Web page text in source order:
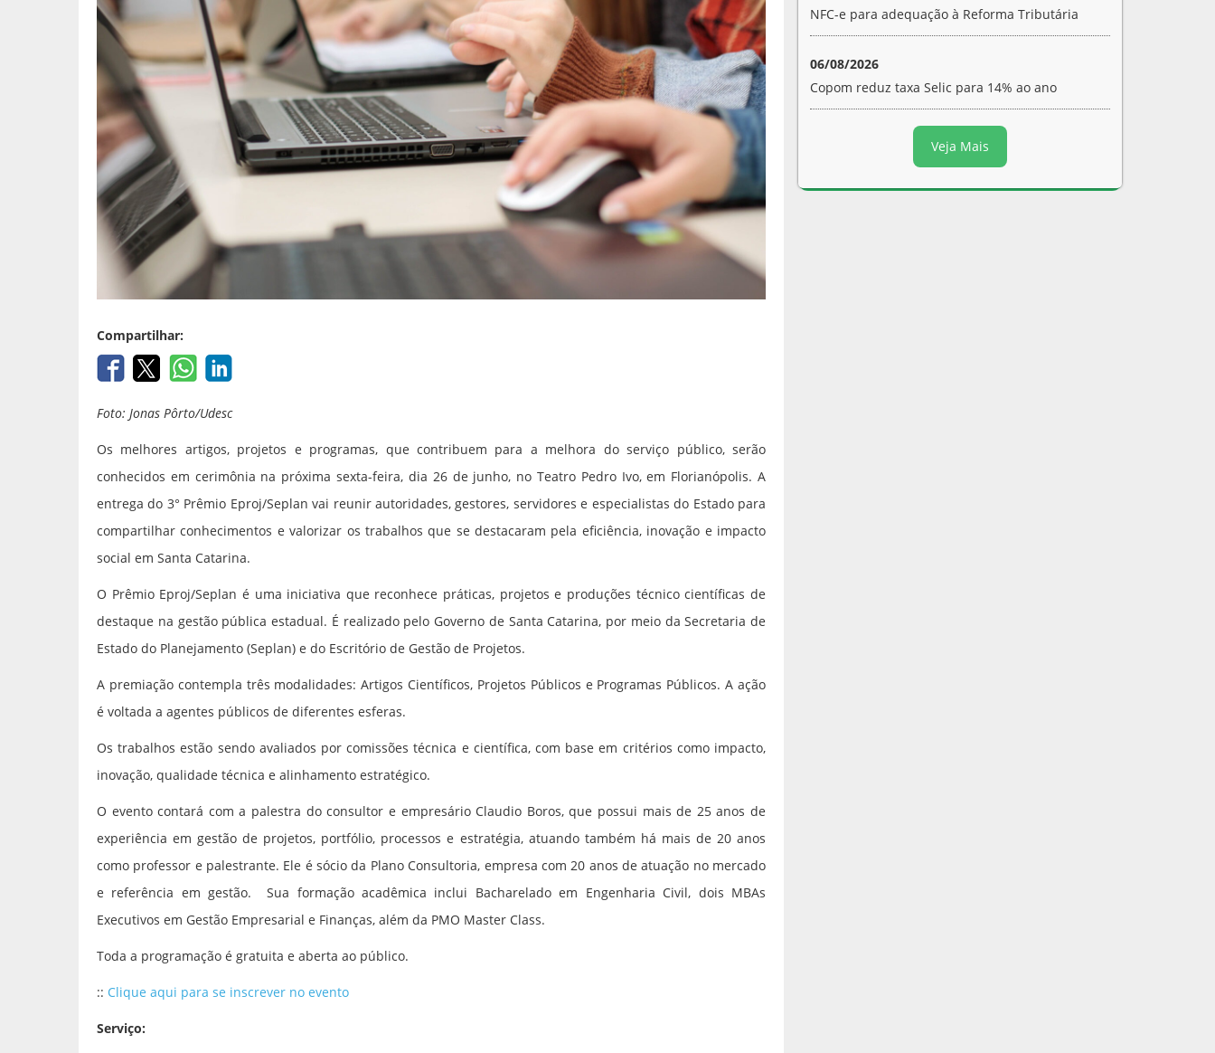
Compartilhar:
Foto: Jonas Pôrto/Udesc
Os melhores artigos, projetos e programas, que contribuem para a melhora do serviço público, serão
conhecidos em cerimônia na próxima sexta-feira, dia 26 de junho, no Teatro Pedro Ivo, em Florianópolis. A
entrega do 3° Prêmio Eproj/Seplan vai reunir autoridades, gestores, servidores e especialistas do Estado para
compartilhar conhecimentos e valorizar os trabalhos que se destacaram pela eficiência, inovação e impacto
social em Santa Catarina.
O Prêmio Eproj/Seplan é uma iniciativa que reconhece práticas, projetos e produções técnico científicas de
destaque na gestão pública estadual. É realizado pelo Governo de Santa Catarina, por meio da Secretaria de
Estado do Planejamento (Seplan) e do Escritório de Gestão de Projetos.
A premiação contempla três modalidades: Artigos Científicos, Projetos Públicos e Programas Públicos. A ação
é voltada a agentes públicos de diferentes esferas.
Os trabalhos estão sendo avaliados por comissões técnica e científica, com base em critérios como impacto,
inovação, qualidade técnica e alinhamento estratégico.
O evento contará com a palestra do consultor e empresário Claudio Boros, que possui mais de 25 anos de
experiência em gestão de projetos, portfólio, processos e estratégia, atuando também há mais de 20 anos
como professor e palestrante. Ele é sócio da Plano Consultoria, empresa com 20 anos de atuação no mercado
e referência em gestão. Sua formação acadêmica inclui Bacharelado em Engenharia Civil, dois MBAs
Executivos em Gestão Empresarial e Finanças, além da PMO Master Class.
Toda a programação é gratuita e aberta ao público.
:: Clique aqui para se inscrever no evento
Serviço:
NFC-e para adequação à Reforma Tributária
06/08/2026
Copom reduz taxa Selic para 14% ao ano
Veja Mais